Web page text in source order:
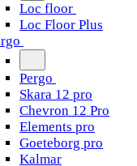
Loc floor
Loc Floor Plus
Pergo
Skara 12 pro
Chevron 12 Pro
Elements pro
Goeteborg pro
Kalmar